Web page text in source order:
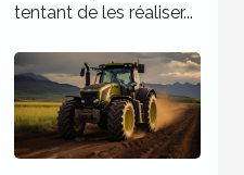
tentant de les réaliser...